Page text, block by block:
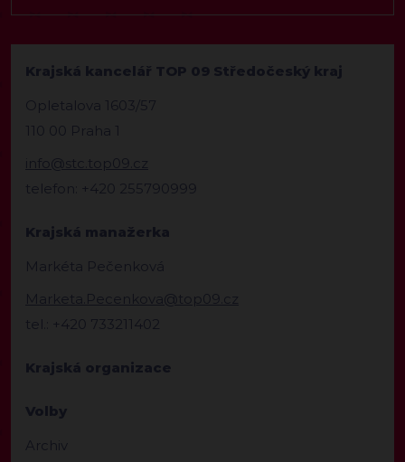
Krajská kancelář TOP 09 Středočeský kraj
Opletalova 1603/57
110 00 Praha 1
info@stc.top09.cz
telefon: +420 255790999
Krajská manažerka
Markéta Pečenková
Marketa.Pecenkova@top09.cz
tel.: +420 733211402
Krajská organizace
Volby
Archiv